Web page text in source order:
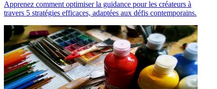
Apprenez comment optimiser la guidance pour les créateurs à
travers 5 stratégies efficaces, adaptées aux défis contemporains.